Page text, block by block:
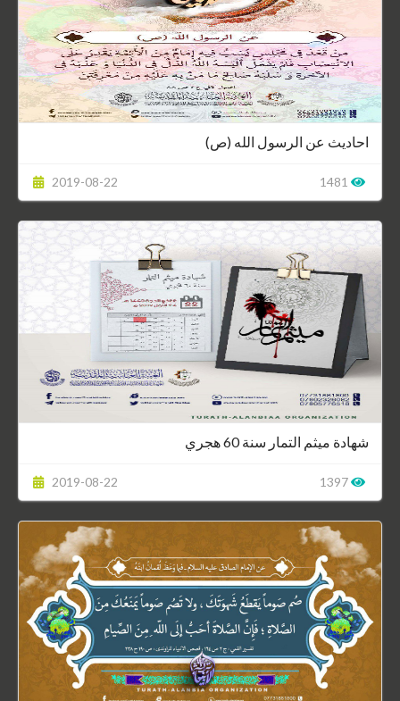
احاديث عن الرسول الله (ص)
2019-08-22
شهادة ميثم التمار سنة 60 هجري
2019-08-22 1397